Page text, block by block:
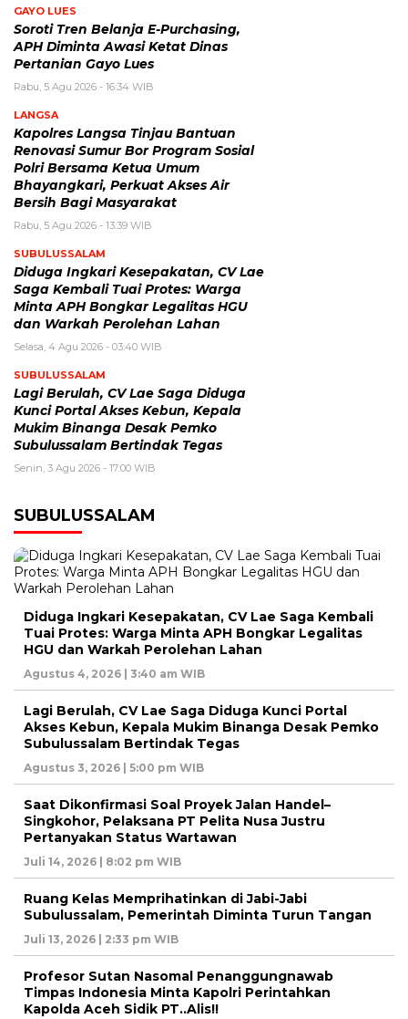
GAYO LUES
Soroti Tren Belanja E-Purchasing,
APH Diminta Awasi Ketat Dinas
Pertanian Gayo Lues
Rabu, 5 Agu 2026 - 16:34 WIB
LANGSA
Kapolres Langsa Tinjau Bantuan
Renovasi Sumur Bor Program Sosial
Polri Bersama Ketua Umum
Bhayangkari, Perkuat Akses Air
Bersih Bagi Masyarakat
Rabu, 5 Agu 2026 - 13:39 WIB
SUBULUSSALAM
Diduga Ingkari Kesepakatan, CV Lae
Saga Kembali Tuai Protes: Warga
Minta APH Bongkar Legalitas HGU
dan Warkah Perolehan Lahan
Selasa, 4 Agu 2026 - 03:40 WIB
SUBULUSSALAM
Lagi Berulah, CV Lae Saga Diduga
Kunci Portal Akses Kebun, Kepala
Mukim Binanga Desak Pemko
Subulussalam Bertindak Tegas
Senin, 3 Agu 2026 - 17:00 WIB
SUBULUSSALAM
Diduga Ingkari Kesepakatan, CV Lae Saga Kembali
Tuai Protes: Warga Minta APH Bongkar Legalitas
HGU dan Warkah Perolehan Lahan
Agustus 4, 2026 | 3:40 am WIB
Lagi Berulah, CV Lae Saga Diduga Kunci Portal
Akses Kebun, Kepala Mukim Binanga Desak Pemko
Subulussalam Bertindak Tegas
Agustus 3, 2026 | 5:00 pm WIB
Saat Dikonfirmasi Soal Proyek Jalan Handel–
Singkohor, Pelaksana PT Pelita Nusa Justru
Pertanyakan Status Wartawan
Juli 14, 2026 | 8:02 pm WIB
Ruang Kelas Memprihatinkan di Jabi-Jabi
Subulussalam, Pemerintah Diminta Turun Tangan
Juli 13, 2026 | 2:33 pm WIB
Profesor Sutan Nasomal Penanggungnawab
Timpas Indonesia Minta Kapolri Perintahkan
Kapolda Aceh Sidik PT..Alis!!